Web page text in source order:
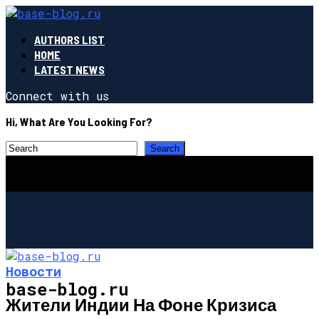
AUTHORS LIST
HOME
LATEST NEWS
Connect with us
Hi, What Are You Looking For?
base-blog.ru
Новости
Жители Индии На Фоне Кризиса